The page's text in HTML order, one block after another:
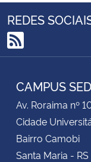
Secretaria-Geral
Secretaria de Governo
Advocacia-Geral da União
Banco Central do Brasil
REDES
RSS
CAMPUS
Av. Roraima nº
Cidade
Bairro Camobi
Santa Maria - RS